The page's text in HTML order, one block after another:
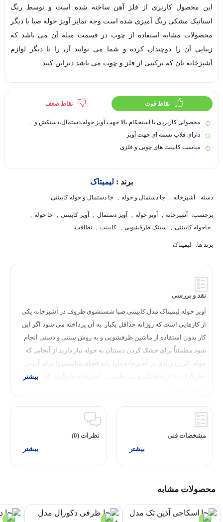
این محصول کاربری از فلز آهن ساخته شده است و نوسط رنگ
اسناتیک مشکی رنگ آمیزی شده است.وجه تمایز آویز حوله صبا با دیگر
محصولات مشابه استفاده از چوب در قسمت میله آن می باشد که
زیبایی آن را دوچندان کرده و شما می توانید آن را با دیگر لوازم
آشپزخانه تان که ترکیبی از فلز و چوب می باشد دیزاین کتید.
نقاط قوت نقاط ضعف
محصولی کاربردی با استحکام بالا جهت آویز حوله،دستمال،دستکش و ...
دارای قلاب تسمه ای جهت آویز
مناسب کابینت های چوبی و فلزی
برند : لیمیتاک
دسته: آشپزخانه , جا دستمال و حوله , جا دستمال و حوله کابینتی
برچسب: آشپزخانه , آویز حوله , آویز دستمال , آویز کابینتی , جا حوله ,
جاحوله کابینتی , سینک ظرفشویی , کابینت , نظافت
برند ها: لیمیتاک
نقد و بررسی
آویز حوله لیمیتاک مدل کابینتی صبا شستشوی ظروف در آشپزخانه یکی
از کارهایی است که روزانه حداقل یکبار به آن پرداخته می شود اگر این
کار بدون استفاده از ماشین ظرفشویی و به روش سنتی و دستی انجام
شود مطمئناً برای خشک کردن دستتان به حوله نیاز دارید.از آنجایی که
حوله کاربرد زیادی در آشپزخانه دارد باید فضای مناسبی را برای آن در
نظر گرفت تا از شلختگی و بی نظمی در آشپزخانه جلوگیری کند. ما در
مشخصات فنی نظرات (0)
محصولات مشابه